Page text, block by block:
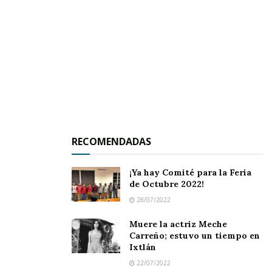
acceder a una amplia gama de
sin costo, que incluyenatención
orientación jurídica y
,información
,actividades para niños y niñas
espacios dediálogo y participación
RECOMENDADAS
¡Ya hay Comité para la Feria
de Octubre 2022!
28/07/2022
Muere la actriz Meche
Carreño; estuvo un tiempo en
Ixtlán
22/07/2022